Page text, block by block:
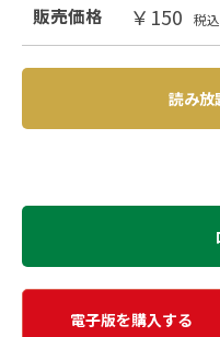
販売価格 ￥150 税込
読み放
電子版を購入する